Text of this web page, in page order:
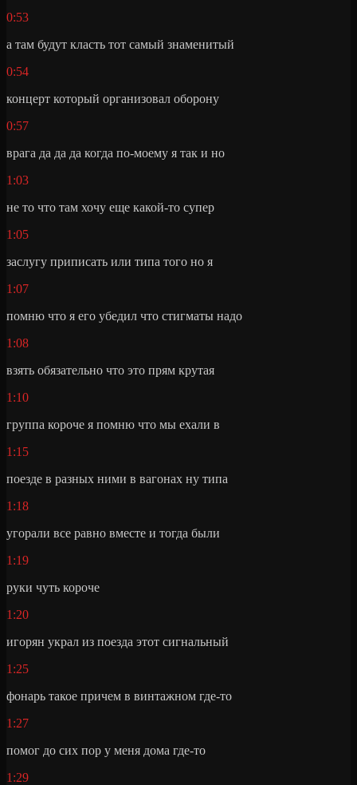
0:53
а там будут класть тот самый знаменитый
0:54
концерт который организовал оборону
0:57
врага да да да когда по-моему я так и но
1:03
не то что там хочу еще какой-то супер
1:05
заслугу приписать или типа того но я
1:07
помню что я его убедил что стигматы надо
1:08
взять обязательно что это прям крутая
1:10
группа короче я помню что мы ехали в
1:15
поезде в разных ними в вагонах ну типа
1:18
угорали все равно вместе и тогда были
1:19
руки чуть короче
1:20
игорян украл из поезда этот сигнальный
1:25
фонарь такое причем в винтажном где-то
1:27
помог до сих пор у меня дома где-то
1:29